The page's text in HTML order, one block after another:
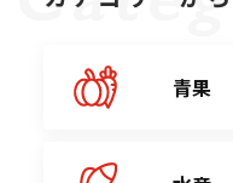
青果